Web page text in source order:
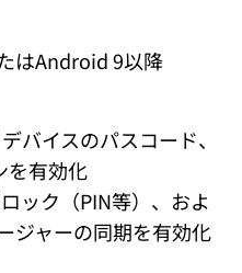
はAndroid 9以降
バイスのパスコード、
を有効化
ック（PIN等）、およ
ジャーの同期を有効化